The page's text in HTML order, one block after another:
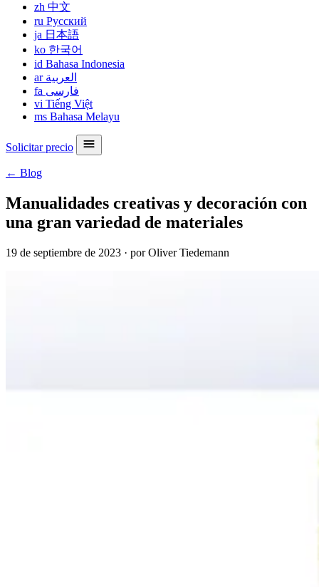
zh 中文
ru Русский
ja 日本語
ko 한국어
id Bahasa Indonesia
ar العربية
fa فارسی
vi Tiếng Việt
ms Bahasa Melayu
Solicitar precio
← Blog
Manualidades creativas y decoración con
una gran variedad de materiales
19 de septiembre de 2023 · por Oliver Tiedemann